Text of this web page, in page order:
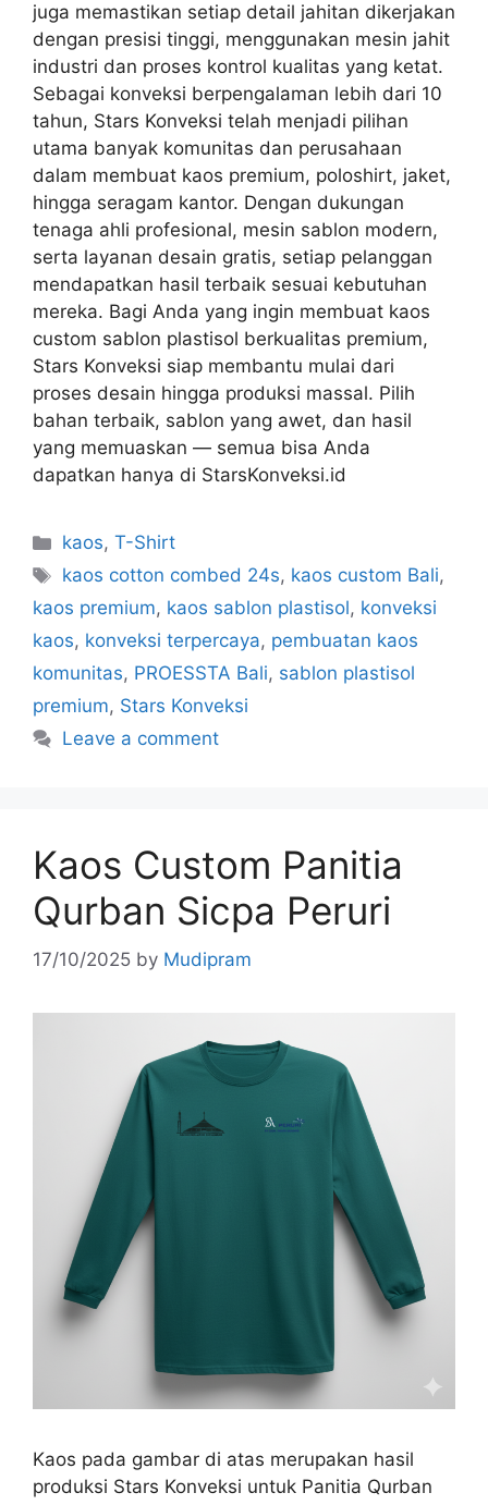
juga memastikan setiap detail jahitan dikerjakan
dengan presisi tinggi, menggunakan mesin jahit
industri dan proses kontrol kualitas yang ketat.
Sebagai konveksi berpengalaman lebih dari 10
tahun, Stars Konveksi telah menjadi pilihan
utama banyak komunitas dan perusahaan
dalam membuat kaos premium, poloshirt, jaket,
hingga seragam kantor. Dengan dukungan
tenaga ahli profesional, mesin sablon modern,
serta layanan desain gratis, setiap pelanggan
mendapatkan hasil terbaik sesuai kebutuhan
mereka. Bagi Anda yang ingin membuat kaos
custom sablon plastisol berkualitas premium,
Stars Konveksi siap membantu mulai dari
proses desain hingga produksi massal. Pilih
bahan terbaik, sablon yang awet, dan hasil
yang memuaskan — semua bisa Anda
dapatkan hanya di StarsKonveksi.id
kaos,T-Shirt
kaos cotton combed 24s, kaos custom Bali,
kaos premium, kaos sablon plastisol, konveksi
kaos, konveksi terpercaya, pembuatan kaos
komunitas, PROESSTA Bali, sablon plastisol
premium, Stars Konveksi
Leave a comment
Kaos Custom Panitia
Qurban Sicpa Peruri
17/10/2025 by Mudipram
Kaos pada gambar di atas merupakan hasil
produksi Stars Konveksi untuk Panitia Qurban